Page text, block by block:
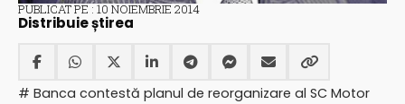
PUBLICAT PE : 10 NOIEMBRIE 2014
Distribuie știrea
# Banca contestă planul de reorganizare al SC Motor